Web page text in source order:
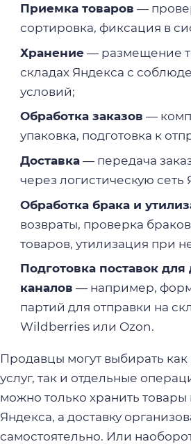
Приемка товаров —
сортировка, фиксация в
Хранение— размещение
складах Яндекса с
условий;
Обработка заказов —
упаковка, подготовка к
Доставка— передача
через логистическую сеть
Обработка брака и
возвраты, проверка
товаров, утилизация при
Подготовка поставок для
каналов — например,
партий для отправки на
Wildberries или Ozon.
Продавцы могут выбирать
услуг, так и отдельные
можно только хранить товары
Яндекса, а доставку
самостоятельно. Или